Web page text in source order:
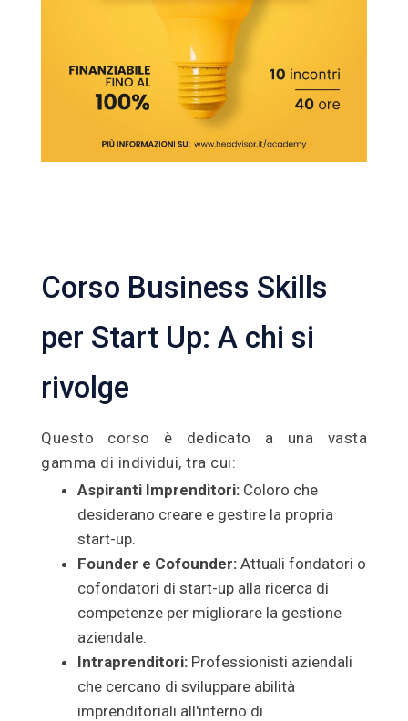
Corso Business Skills
per Start Up: A chi si
rivolge
Questo corso è dedicato a una vasta
gamma di individui, tra cui:
Aspiranti Imprenditori: Coloro che
desiderano creare e gestire la propria
start-up.
Founder e Cofounder: Attuali fondatori o
cofondatori di start-up alla ricerca di
competenze per migliorare la gestione
aziendale.
Intraprenditori: Professionisti aziendali
che cercano di sviluppare abilità
imprenditoriali all'interno di